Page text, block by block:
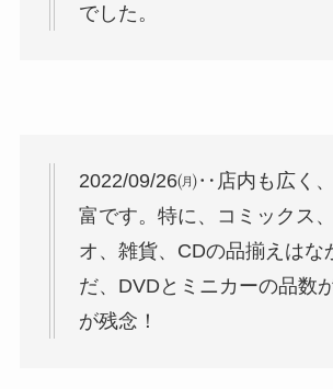
でした。
2022/09/26㈪‥店内も広く
富です。特に、コミックス
オ、雑貨、CDの品揃えはな
だ、DVDとミニカーの品数
が残念！